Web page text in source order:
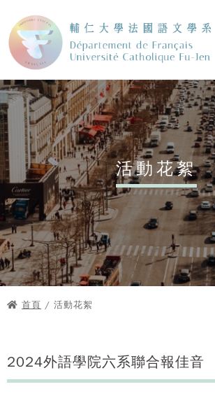
活動花絮
首頁 / 活動花絮
2024外語學院六系聯合報佳音